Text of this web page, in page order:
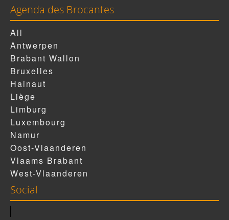
Agenda des Brocantes
All
Antwerpen
Brabant Wallon
Bruxelles
Hainaut
Liège
Limburg
Luxembourg
Namur
Oost-Vlaanderen
Vlaams Brabant
West-Vlaanderen
Social